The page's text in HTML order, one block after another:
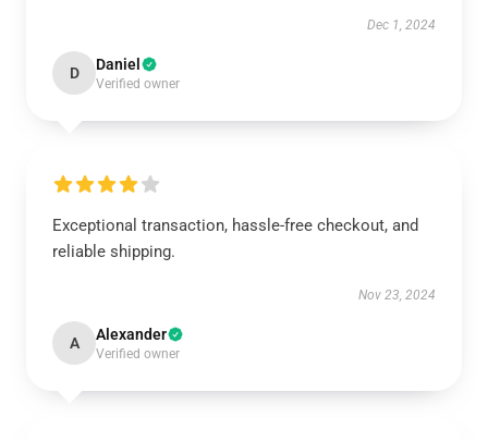
Dec 1, 2024
D Daniel
Verified owner
Exceptional transaction, hassle-free checkout, and
reliable shipping.
Nov 23, 2024
A Alexander
Verified owner